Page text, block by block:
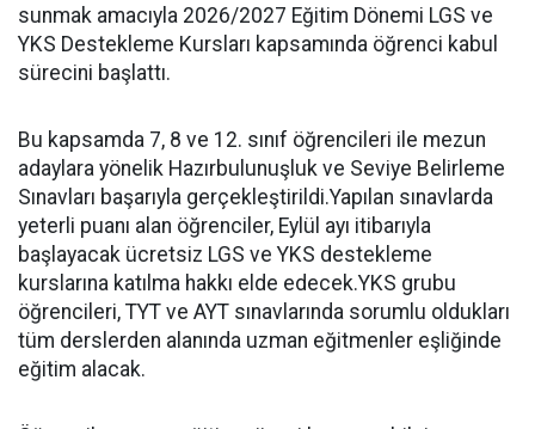
sunmak amacıyla 2026/2027 Eğitim Dönemi LGS ve
YKS Destekleme Kursları kapsamında öğrenci kabul
sürecini başlattı.
Bu kapsamda 7, 8 ve 12. sınıf öğrencileri ile mezun
adaylara yönelik Hazırbulunuşluk ve Seviye Belirleme
Sınavları başarıyla gerçekleştirildi.Yapılan sınavlarda
yeterli puanı alan öğrenciler, Eylül ayı itibarıyla
başlayacak ücretsiz LGS ve YKS destekleme
kurslarına katılma hakkı elde edecek.YKS grubu
öğrencileri, TYT ve AYT sınavlarında sorumlu oldukları
tüm derslerden alanında uzman eğitmenler eşliğinde
eğitim alacak.